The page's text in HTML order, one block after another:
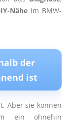
Nähe im BMW-
der
ist
Aber sie können
ein ohnehin